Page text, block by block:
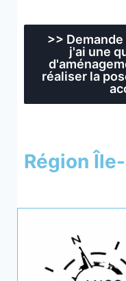
>>
j'ai une
réaliser la
Région